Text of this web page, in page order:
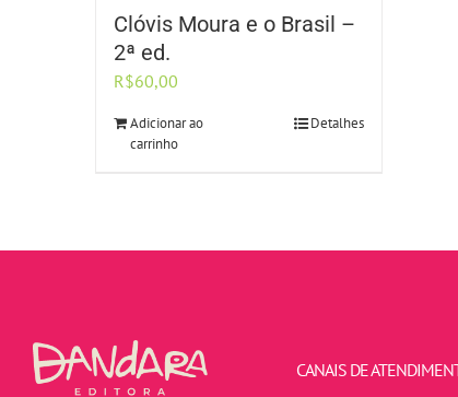
Clóvis Moura e o Brasil –
2ª ed.
R$60,00
Adicionar ao
carrinho
Detalhes
CANAIS DE